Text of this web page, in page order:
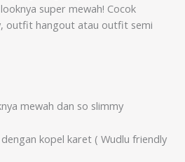
super mewah! Cocok
outfit hangout atau outfit semi
mewah dan so slimmy
kopel karet ( Wudlu friendly